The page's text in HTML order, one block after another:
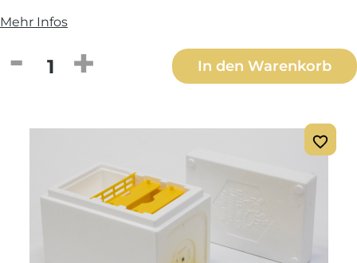
Mehr Infos
Produkt Anzahl: Gib den gewünschten
In den Warenkorb